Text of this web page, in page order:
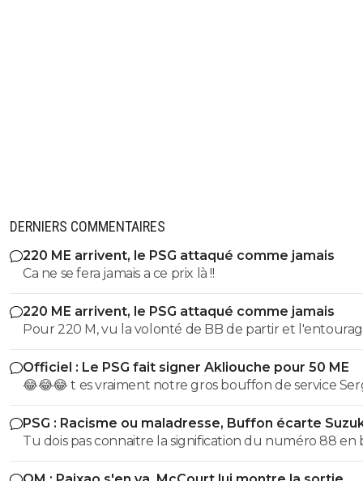
DERNIERS COMMENTAIRES
220 ME arrivent, le PSG attaqué comme jamais
Ca ne se fera jamais a ce prix là !!
220 ME arrivent, le PSG attaqué comme jamais
Pour 220 M, vu la volonté de BB de partir et
toxique de IB on les dépose direct chez les Anglais.
Officiel : Le PSG fait signer Akliouche pour 50 ME
😂😂😂 t es vraiment notre gros bouffon de service
PSG : Racisme ou maladresse, Buffon écarte
Tu dois pas connaitre la signification du numéro 88 en
ignare